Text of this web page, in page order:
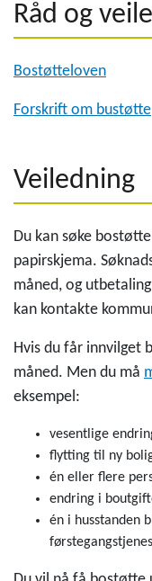
Råd og
Bostøtteloven
Forskrift om bustøtte
Veiledning
Du kan søke
papirskjema.
måned, og
kan kontakte
Hvis du får innvilget
måned. Men du må
eksempel:
vesentlige
flytting til ny
én eller flere
endring i
én i husstanden